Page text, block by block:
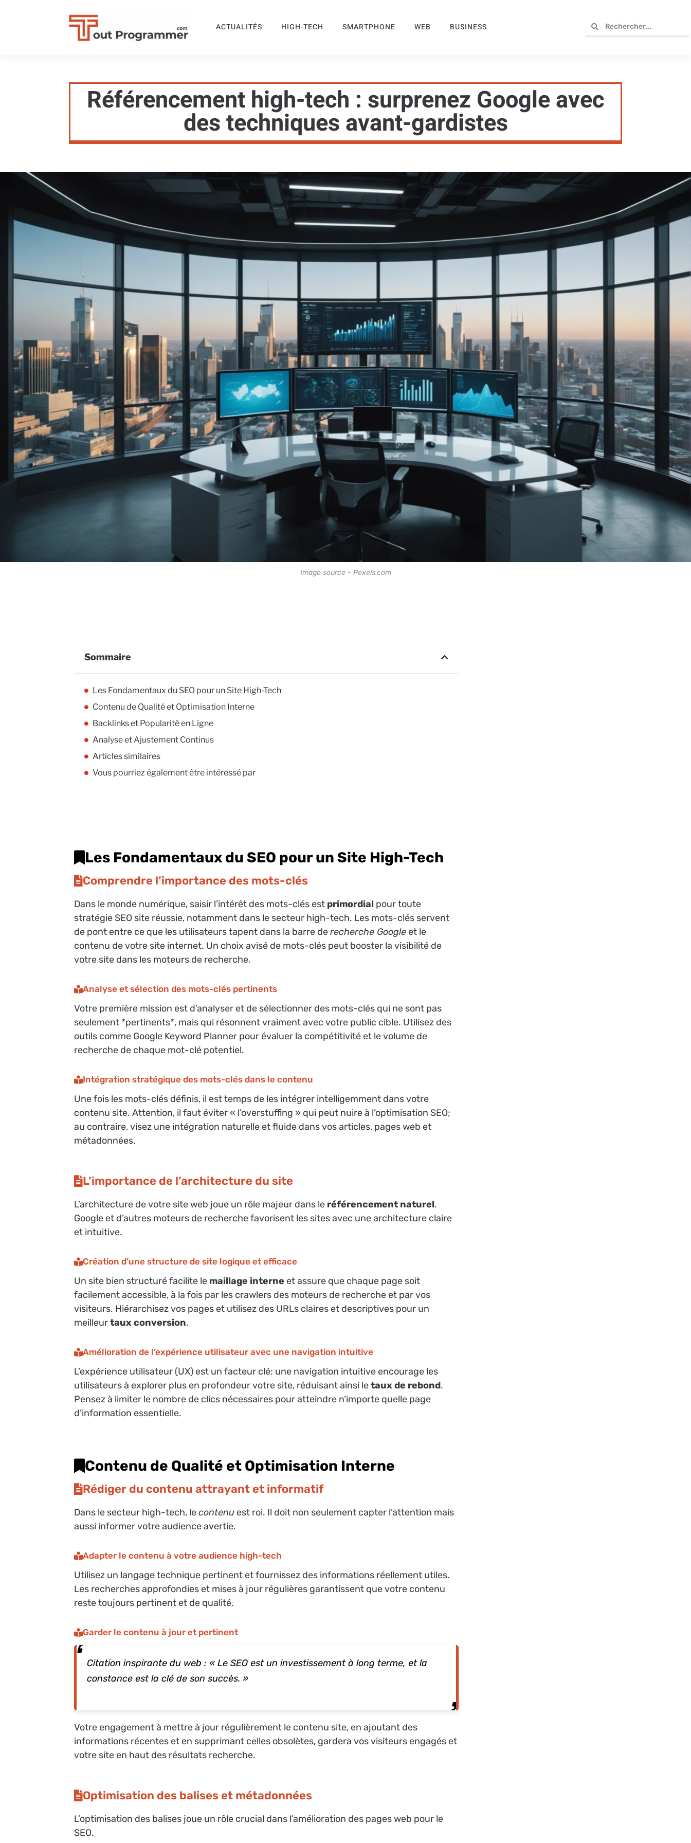
ACTUALITÉS HIGH-TECH SMARTPHONE WEB BUSINESS
Référencement high-tech : surprenez Google avec
des techniques avant-gardistes
Image source - Pexels.com
Sommaire
Les Fondamentaux du SEO pour un Site High-Tech
Contenu de Qualité et Optimisation Interne
Backlinks et Popularité en Ligne
Analyse et Ajustement Continus
Articles similaires
Vous pourriez également être intéressé par
Les Fondamentaux du SEO pour un Site High-Tech
Comprendre l’importance des mots-clés
Dans le monde numérique, saisir l’intérêt des mots-clés est primordial pour toute
stratégie SEO site réussie, notamment dans le secteur high-tech. Les mots-clés servent
de pont entre ce que les utilisateurs tapent dans la barre derecherche Google et le
contenu de votre site internet. Un choix avisé de mots-clés peut booster la visibilité de
votre site dans les moteurs de recherche.
Analyse et sélection des mots-clés pertinents
Votre première mission est d’analyser et de sélectionner des mots-clés qui ne sont pas
seulement *pertinents*, mais qui résonnent vraiment avec votre public cible. Utilisez des
outils comme Google Keyword Planner pour évaluer la compétitivité et le volume de
recherche de chaque mot-clé potentiel.
Intégration stratégique des mots-clés dans le contenu
Une fois les mots-clés définis, il est temps de les intégrer intelligemment dans votre
contenu site. Attention, il faut éviter « l’overstuffing » qui peut nuire à l’optimisation SEO;
au contraire, visez une intégration naturelle et fluide dans vos articles, pages web et
métadonnées.
L’importance de l’architecture du site
L’architecture de votre site web joue un rôle majeur dans le référencement naturel.
Google et d’autres moteurs de recherche favorisent les sites avec une architecture claire
et intuitive.
Création d’une structure de site logique et efficace
Un site bien structuré facilite le maillage interne et assure que chaque page soit
facilement accessible, à la fois par les crawlers des moteurs de recherche et par vos
visiteurs. Hiérarchisez vos pages et utilisez des URLs claires et descriptives pour un
meilleurtaux conversion.
Amélioration de l’expérience utilisateur avec une navigation intuitive
L’expérience utilisateur (UX) est un facteur clé: une navigation intuitive encourage les
utilisateurs à explorer plus en profondeur votre site, réduisant ainsi letaux de rebond.
Pensez à limiter le nombre de clics nécessaires pour atteindre n’importe quelle page
d’information essentielle.
Contenu de Qualité et Optimisation Interne
Rédiger du contenu attrayant et informatif
Dans le secteur high-tech, lecontenu est roi. Il doit non seulement capter l’attention mais
aussi informer votre audience avertie.
Adapter le contenu à votre audience high-tech
Utilisez un langage technique pertinent et fournissez des informations réellement utiles.
Les recherches approfondies et mises à jour régulières garantissent que votre contenu
reste toujours pertinent et de qualité.
Garder le contenu à jour et pertinent
Citation inspirante du web : « Le SEO est un investissement à long terme, et la
constance est la clé de son succès. »
Votre engagement à mettre à jour régulièrement le contenu site, en ajoutant des
informations récentes et en supprimant celles obsolètes, gardera vos visiteurs engagés et
votre site en haut des résultats recherche.
Optimisation des balises et métadonnées
L’optimisation des balises joue un rôle crucial dans l’amélioration des pages web pour le
SEO.